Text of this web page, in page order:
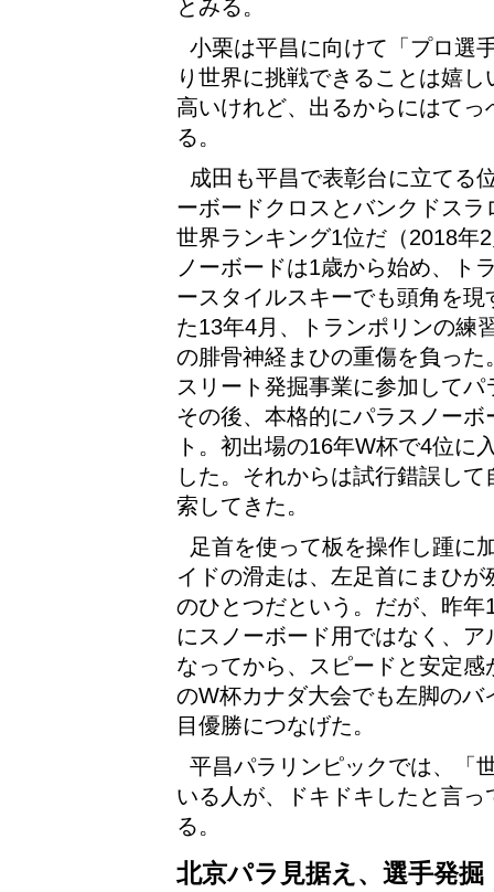
とみる。
小栗は平昌に向けて「プロ選
り世界に挑戦できることは嬉
高いけれど、出るからにはて
る。
成田も平昌で表彰台に立てる
ーボードクロスとバンクドスラ
世界ランキング1位だ（2018年
ノーボードは1歳から始め、ト
ースタイルスキーでも頭角を現
た13年4月、トランポリンの練
の腓骨神経まひの重傷を負った
スリート発掘事業に参加してパ
その後、本格的にパラスノーボ
ト。初出場の16年W杯で4位に
した。それからは試行錯誤し
索してきた。
足首を使って板を操作し踵に
イドの滑走は、左足首にまひが
のひとつだという。だが、昨
にスノーボード用ではなく、
なってから、スピードと安定
のW杯カナダ大会でも左脚の
目優勝につなげた。
平昌パラリンピックでは、「
いる人が、ドキドキしたと言
る。
北京パラ見据え、選手発掘